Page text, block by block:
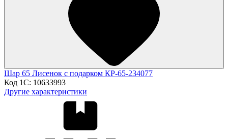
Шар 65 Лисенок с подарком КР-65-234077
Код 1С: 10633993
Другие характеристики